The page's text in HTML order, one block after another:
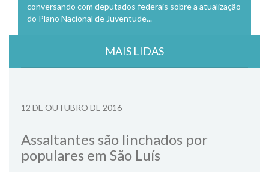
conversando com deputados federais sobre a atualização
do Plano Nacional de Juventude...
MAIS LIDAS
12 DE OUTUBRO DE 2016
Assaltantes são linchados por
populares em São Luís